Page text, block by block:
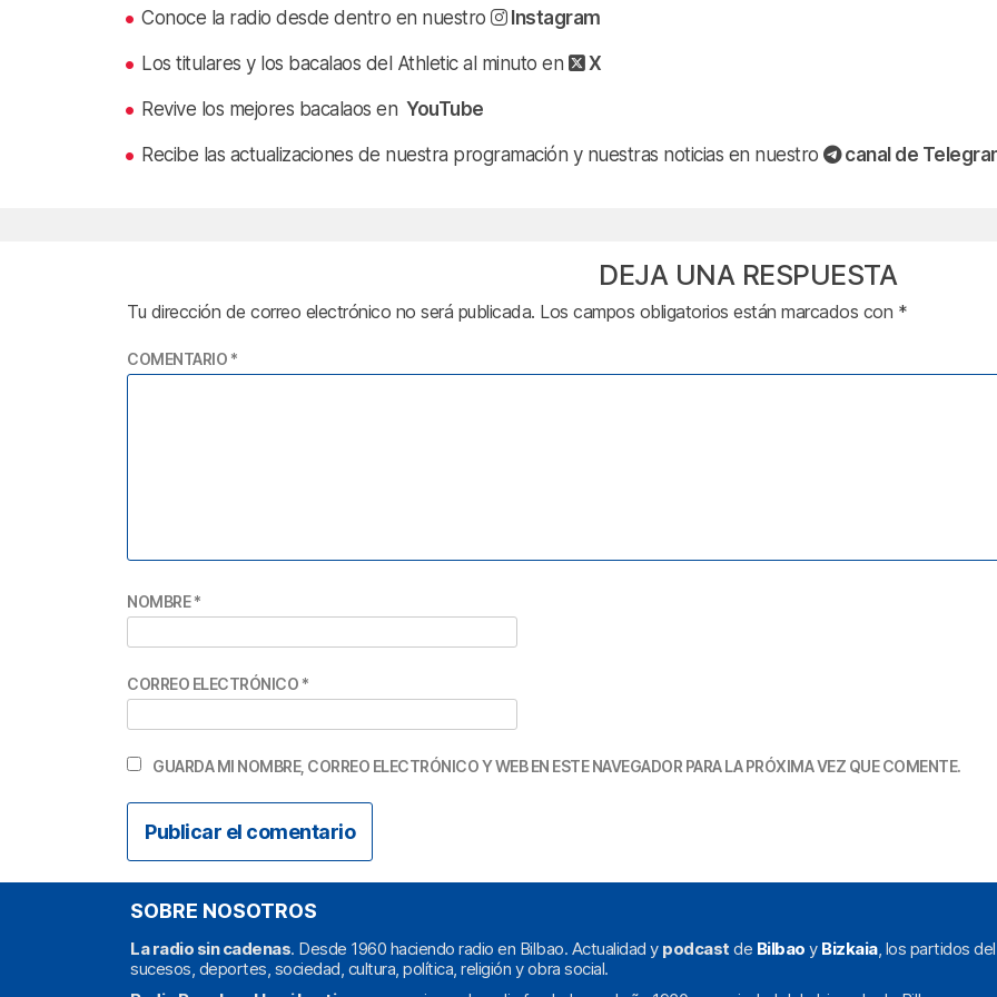
Conoce la radio desde dentro en nuestro Instagram
Los titulares y los bacalaos del Athletic al minuto en X
Revive los mejores bacalaos en YouTube
Recibe las actualizaciones de nuestra programación y nuestras noticias en nuestro canal de
DEJA UNA RESPUESTA
Tu dirección de correo electrónico no será publicada. Los campos obligatorios están marcados con *
COMENTARIO *
NOMBRE*
CORREO ELECTRÓNICO *
GUARDA MI NOMBRE, CORREO ELECTRÓNICO Y WEB EN ESTE NAVEGADOR PARA LA PRÓXIMA VEZ QUE COMENTE.
SOBRE NOSOTROS
La radio sin cadenas. Desde 1960 haciendo radio en Bilbao. Actualidad y podcast de Bilbao y Bizkaia, los partidos
sucesos, deportes, sociedad, cultura, política, religión y obra social.